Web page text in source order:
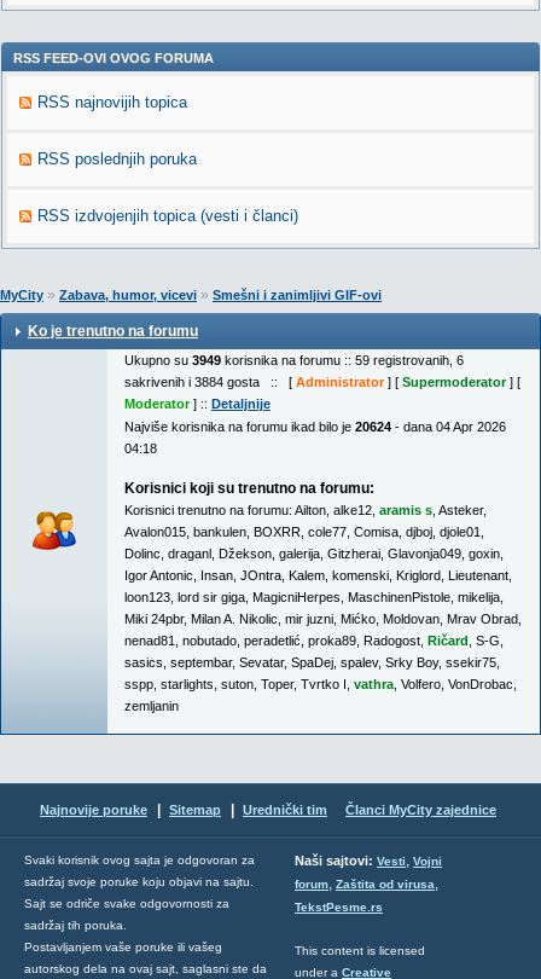
RSS FEED-OVI OVOG FORUMA
RSS najnovijih topica
RSS poslednjih poruka
RSS izdvojenjih topica (vesti i članci)
MyCity » Zabava, humor, vicevi » Smešni i zanimljivi GIF-ovi
Ko je trenutno na forumu
Ukupno su 3949 korisnika na forumu :: 59 registrovanih, 6
sakrivenih i 3884 gosta :: [ Administrator] [ Supermoderator] [
Moderator] :: Detaljnije
Najviše korisnika na forumu ikad bilo je 20624 - dana 04 Apr 2026
04:18
Korisnici koji su trenutno na forumu:
Korisnici trenutno na forumu: Ailton alke12 aramis s Asteker,
Avalon015 bankulen BOXRR cole77 Comisa djboj djole01
Dolinc draganl Džekson galerija Gitzherai Glavonja049 goxin
Igor Antonic
Insan JOntra Kalem komenski Kriglord Lieutenant
loon123 lord sir giga MagicniHerpes MaschinenPistole mikelija
Miki 24pbr, Milan A. Nikolic mir juzni Mićko Moldovan Mrav Obrad
nenad81
nobutado peradetlić proka89 Radogost Ričard S-G
sasics septembar, Sevatar, SpaDej spalev, Srky Boy, ssekir75
sspp starlights suton Toper, Tvrtko I vathra Volfero VonDrobac
zemljanin
Najnovije poruke Sitemap Urednički tim Članci MyCity zajednice
Svaki korisnik ovog sajta je odgovoran za
sadržaj svoje poruke koju objavi na sajtu.
Sajt se odriče svake odgovornosti za
sadržaj tih poruka.
Postavljanjem vaše poruke ili vašeg
autorskog dela na ovaj sajt, saglasni ste da
Naši sajtovi: Vesti, Vojni
forum, Zaštita od virusa,
TekstPesme.rs
This content is licensed
under a Creative